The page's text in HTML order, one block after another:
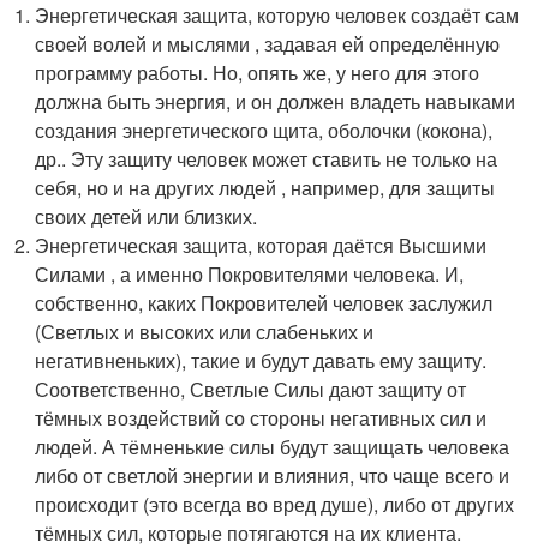
Энергетическая защита, которую человек создаёт сам
своей волей и мыслями , задавая ей определённую
программу работы. Но, опять же, у него для этого
должна быть энергия, и он должен владеть навыками
создания энергетического щита, оболочки (кокона),
др.. Эту защиту человек может ставить не только на
себя, но и на других людей , например, для защиты
своих детей или близких.
Энергетическая защита, которая даётся Высшими
Силами , а именно Покровителями человека. И,
собственно, каких Покровителей человек заслужил
(Светлых и высоких или слабеньких и
негативненьких), такие и будут давать ему защиту.
Соответственно, Светлые Силы дают защиту от
тёмных воздействий со стороны негативных сил и
людей. А тёмненькие силы будут защищать человека
либо от светлой энергии и влияния, что чаще всего и
происходит (это всегда во вред душе), либо от других
тёмных сил, которые потягаются на их клиента.